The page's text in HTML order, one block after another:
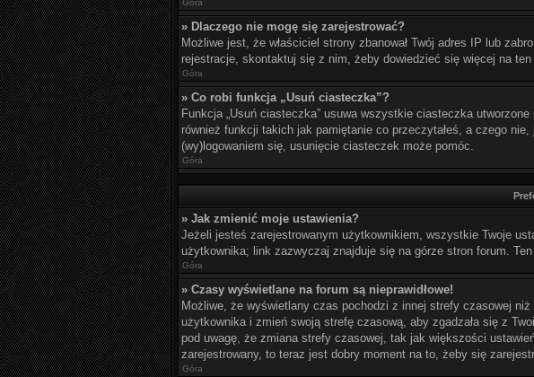
Góra
» Dlaczego nie mogę się zarejestrować?
Możliwe jest, że właściciel strony zbanował Twój adres IP lub
rejestracje, skontaktuj się z nim, żeby dowiedzieć się więcej na ten
Góra
» Co robi funkcja „Usuń ciasteczka”?
Funkcja „Usuń ciasteczka” usuwa wszystkie ciasteczka
również funkcji takich jak pamiętanie co przeczytałeś, a czego
(wy)logowaniem się, usunięcie ciasteczek może pomóc.
Góra
» Jak zmienić moje ustawienia?
Jeżeli jesteś zarejestrowanym użytkownikiem, wszystkie Twoje
użytkownika; link zazwyczaj znajduje się na górze stron forum.
Góra
» Czasy wyświetlane na forum są nieprawidłowe!
Możliwe, że wyświetlany czas pochodzi z innej strefy czasowej
użytkownika i zmień swoją strefę czasową, aby zgadzała się z
pod uwagę, że zmiana strefy czasowej, tak jak większości
zarejestrowany, to teraz jest dobry moment na to, żeby się
Góra